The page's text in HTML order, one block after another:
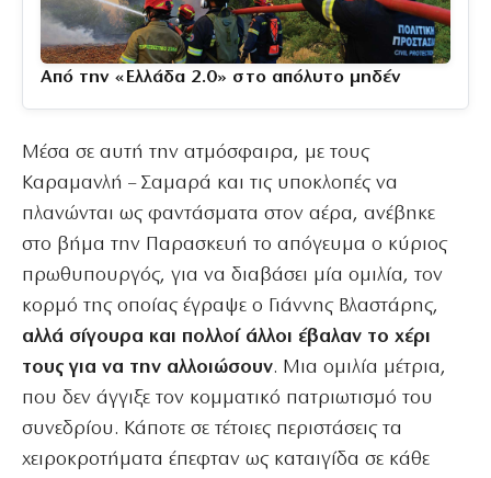
Από την «Ελλάδα 2.0» στο απόλυτο μηδέν
Μέσα σε αυτή την ατμόσφαιρα, με τους
Καραμανλή – Σαμαρά και τις υποκλοπές να
πλανώνται ως φαντάσματα στον αέρα, ανέβηκε
στο βήμα την Παρασκευή το απόγευμα ο κύριος
πρωθυπουργός, για να διαβάσει μία ομιλία, τον
κορμό της οποίας έγραψε ο Γιάννης Βλαστάρης,
αλλά σίγουρα και πολλοί άλλοι έβαλαν το χέρι
τους για να την αλλοιώσουν. Μια ομιλία μέτρια,
που δεν άγγιξε τον κομματικό πατριωτισμό του
συνεδρίου. Κάποτε σε τέτοιες περιστάσεις τα
χειροκροτήματα έπεφταν ως καταιγίδα σε κάθε